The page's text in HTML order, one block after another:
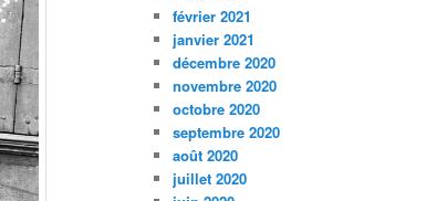
février 2021
janvier 2021
décembre 2020
novembre 2020
octobre 2020
septembre 2020
août 2020
juillet 2020